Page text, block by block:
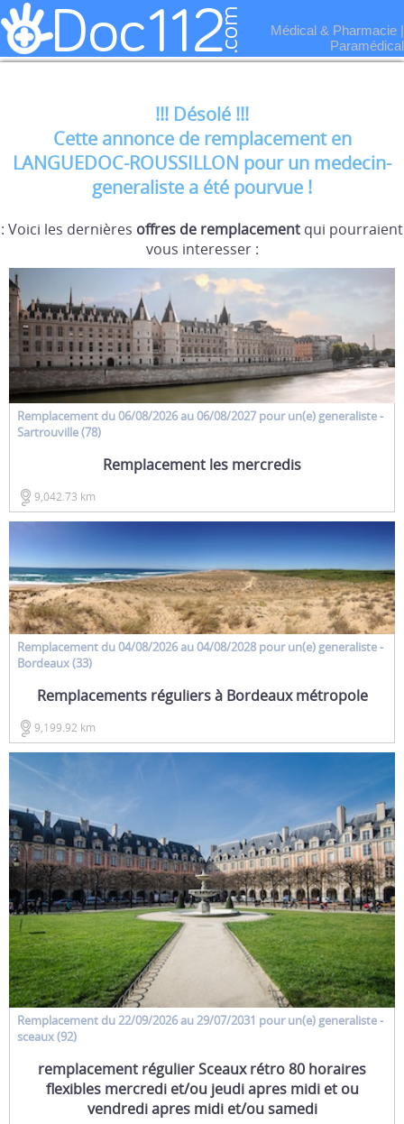
Médical & Pharmacie |
Paramédical
!!! Désolé !!!
Cette annonce de remplacement en
LANGUEDOC-ROUSSILLON pour un medecin-
generaliste a été pourvue !
: Voici les dernières offres de remplacement qui pourraient
vous interesser :
Remplacement du 06/08/2026 au 06/08/2027 pour un(e) generaliste-
Sartrouville (78)
Remplacement les mercredis
9,042.73 km
Remplacement du 04/08/2026 au 04/08/2028 pour un(e) generaliste-
Bordeaux (33)
Remplacements réguliers à Bordeaux métropole
9,199.92 km
Remplacement du 22/09/2026 au 29/07/2031 pour un(e) generaliste-
sceaux (92)
remplacement régulier Sceaux rétro 80 horaires
flexibles mercredi et/ou jeudi apres midi et ou
vendredi apres midi et/ou samedi